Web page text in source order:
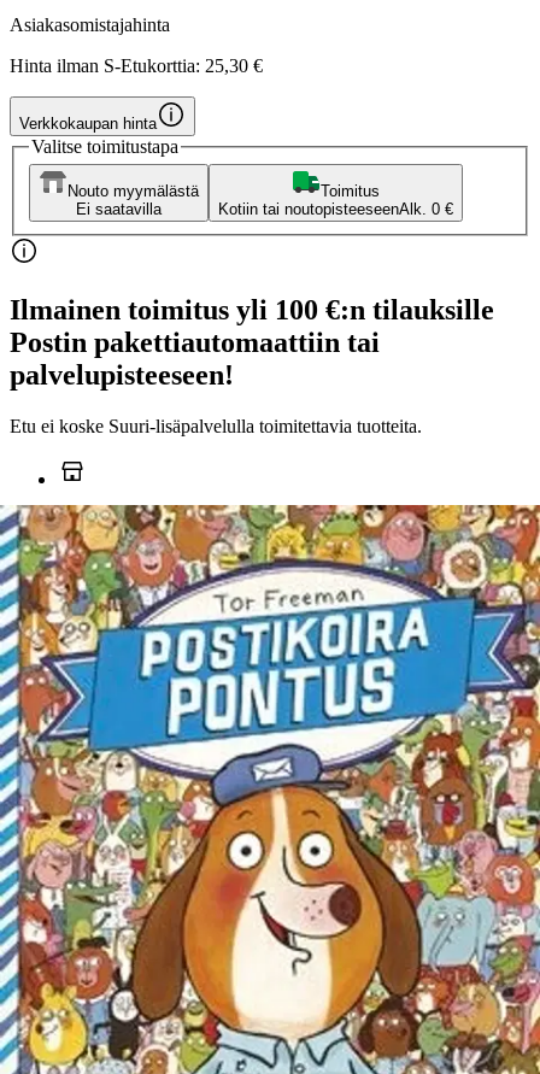
Asiakasomistajahinta
Hinta ilman S-Etukorttia: 25,30 €
Verkkokaupan hinta
Valitse toimitustapa
Nouto myymälästä
Ei saatavilla
Toimitus
Kotiin tai noutopisteeseenAlk. 0 €
Ilmainen toimitus yli 100 €:n tilauksille
Postin pakettiautomaattiin tai
palvelupisteeseen!
Etu ei koske Suuri‑lisäpalvelulla toimitettavia tuotteita.
Tarkista myymäläsaatavuus
Ei saatavilla
Tuotekuvaus
Postikoira Pontus on kaupungin paras postinjakaja, mutta se
tarvitsee apua. Tämä kirja on täynnä hauskoja yksityiskohtia. Pieni
lukija viihtyy sen parissa tuntikausia, kun saa etsiä pakettien
vastaanottajia ja kuviin piilotettuja asioita.
Ominaisuudet